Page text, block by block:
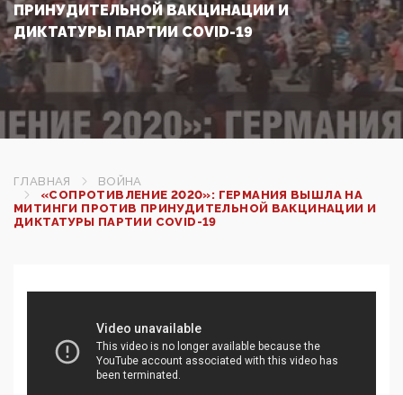
ПРИНУДИТЕЛЬНОЙ ВАКЦИНАЦИИ И
ДИКТАТУРЫ ПАРТИИ COVID-19
ГЛАВНАЯ
ВОЙНА
«СОПРОТИВЛЕНИЕ 2020»: ГЕРМАНИЯ ВЫШЛА НА
МИТИНГИ ПРОТИВ ПРИНУДИТЕЛЬНОЙ ВАКЦИНАЦИИ И
ДИКТАТУРЫ ПАРТИИ COVID-19